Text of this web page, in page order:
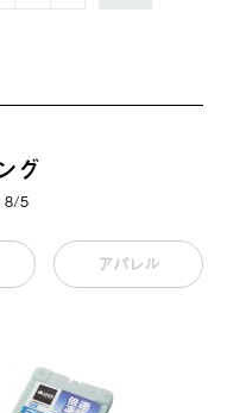
グ
8/5
アパレル